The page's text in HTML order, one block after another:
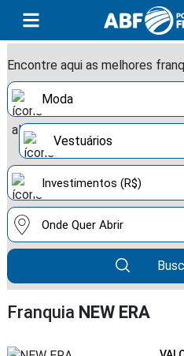
Encontre aqui as melhores
Franquia NEW ERA